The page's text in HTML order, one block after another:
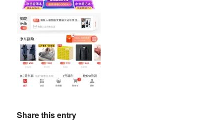
Share this entry